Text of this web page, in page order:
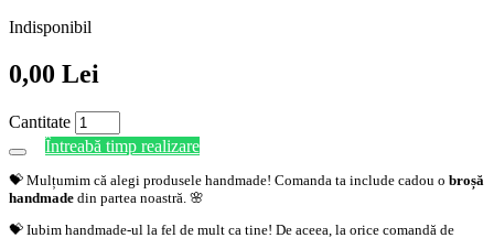
Indisponibil
0,00 Lei
Cantitate
Întreabă timp realizare
💝 Mulțumim că alegi produsele handmade! Comanda ta include cadou o broșă
handmade din partea noastră. 🌸
💝 Iubim handmade-ul la fel de mult ca tine! De aceea, la orice comandă de